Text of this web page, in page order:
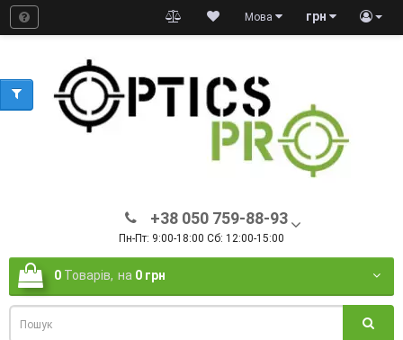
грн
Мова
+38 050 759-88-93
Пн-Пт: 9:00-18:00 Сб: 12:00-15:00
0 Товарів, на 0 грн